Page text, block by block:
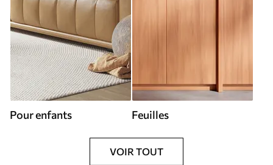
Pour enfants Feuilles
VOIR TOUT